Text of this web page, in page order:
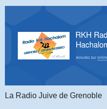
La Radio Juive de Grenoble